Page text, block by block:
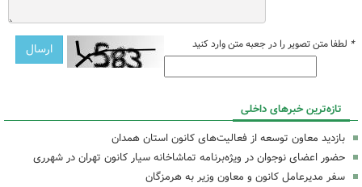
* لطفا متن تصویر را در جعبه متن وارد کنید
تازه‌ترین خبرهای داخلی
بازدید معاون توسعه از فعالیت‌های کانون استان همدان
حضور اعضای نوجوان در ویژه‌برنامه تماشاخانه سیار کانون تهران در شهرری
سفر مدیرعامل کانون و معاون وزیر به هرمزگان